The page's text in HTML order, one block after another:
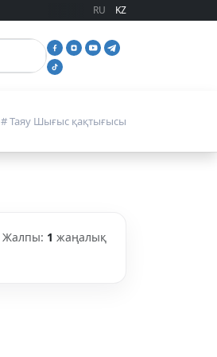
RU KZ
# Таяу Шығыс қақтығысы
Жалпы: 1 жаңалық